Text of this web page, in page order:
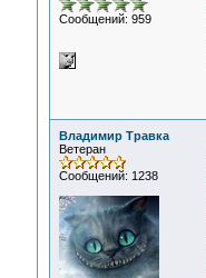
Сообщений: 959
Владимир Травка
Ветеран
Сообщений: 1238